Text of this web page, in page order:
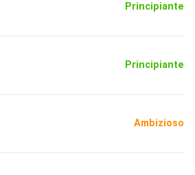
Principiante
Principiante
Ambizioso